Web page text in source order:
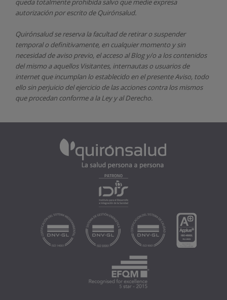
queda totalmente prohibida salvo que medie expresa
autorización por escrito de Quirónsalud.
Quirónsaludse reserva la facultad de retirar o suspender
temporal o definitivamente, en cualquier momento y sin
necesidad de aviso previo, el acceso al Blog y/o a los contenidos
del mismo a aquellos Visitantes, internautas o usuarios de
internet que incumplan lo establecido en el presente Aviso, todo
ello sin perjuicio del ejercicio de las acciones contra los mismos
que procedan conforme a la Ley y al Derecho.